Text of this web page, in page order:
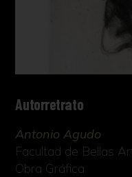
Autorretrato
Antonio Agudo
Facultad de Bellas
Obra Gráfica